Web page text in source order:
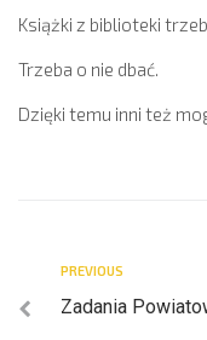
Książki z biblioteki
Trzeba o nie dbać.
Dzięki temu inni też
PREVIOUS
Zadania